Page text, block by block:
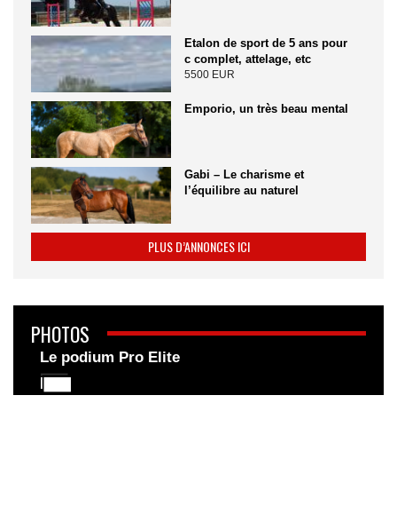
Etalon de sport de 5 ans pour
c complet, attelage, etc
5500 EUR
Emporio, un très beau mental
Gabi – Le charisme et
l’équilibre au naturel
PLUS D’ANNONCES ICI
PHOTOS
Le podium Pro Elite